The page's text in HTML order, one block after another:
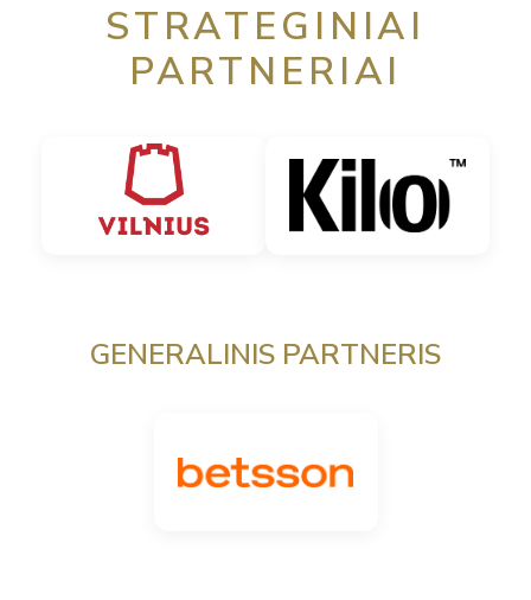
STRATEGINIAI
PARTNERIAI
GENERALINIS PARTNERIS